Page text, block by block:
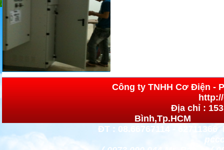
Công ty TNHH Cơ
Địa chỉ :
Bình,Tp.HCM
ĐT : 08.66767114 - 62711366